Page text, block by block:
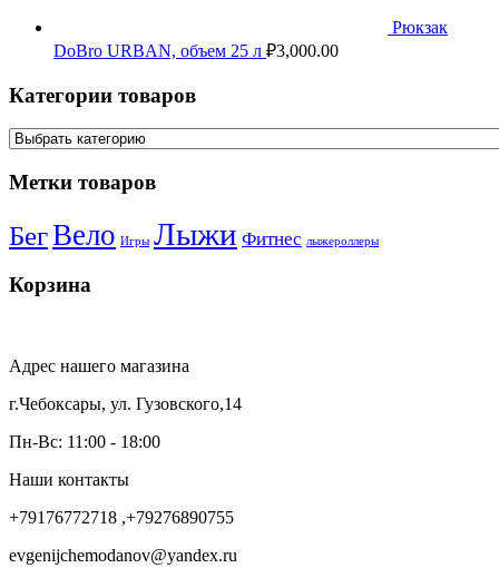
Рюкзак
DoBro URBAN, объем 25 л ₽3,000.00
Категории товаров
Метки товаров
БегВело Игры Лыжи Фитнес лыжероллеры
Корзина
Адрес нашего магазина
г.Чебоксары, ул. Гузовского,14
Пн-Вс: 11:00 - 18:00
Наши контакты
+79176772718 ,+79276890755
evgenijchemodanov@yandex.ru